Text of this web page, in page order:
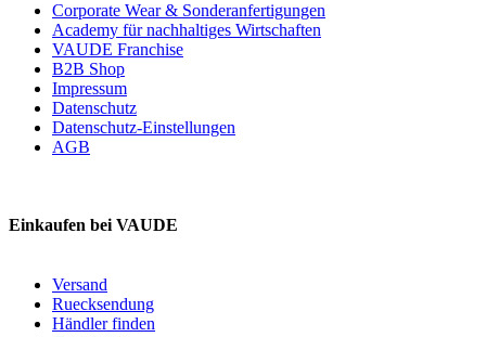
Corporate Wear & Sonderanfertigungen
Academy für nachhaltiges Wirtschaften
VAUDE Franchise
B2B Shop
Impressum
Datenschutz
Datenschutz-Einstellungen
AGB
Einkaufen bei VAUDE
Versand
Ruecksendung
Händler finden